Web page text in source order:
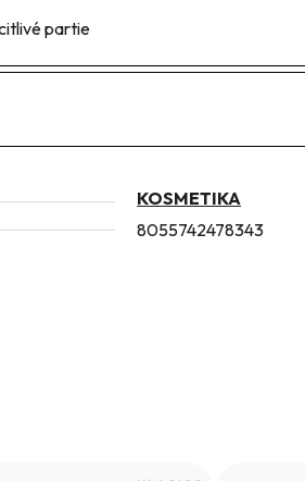
partie
KOSMETIKA
8055742478343